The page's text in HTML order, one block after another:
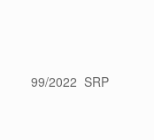
99/2022 SRP